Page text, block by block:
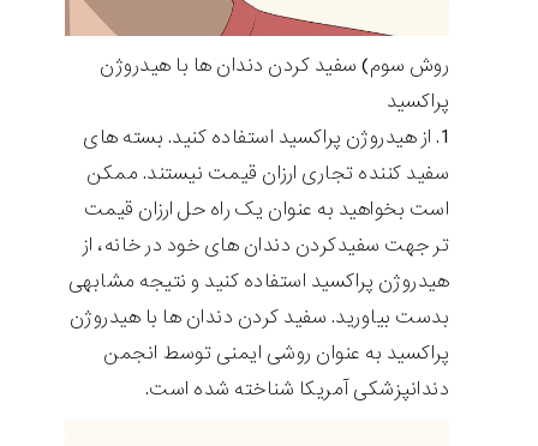
روش سوم) سفید کردن دندان ها با هیدروژن
پراکسید
از هیدروژن پراکسید استفاده کنید. بسته های
سفید کننده تجاری ارزان قیمت نیستند. ممکن
است بخواهید به عنوان یک راه حل ارزان قیمت
تر جهت سفیدکردن دندان های خود در خانه، از
هیدروژن پراکسید استفاده کنید و نتیجه مشابهی
بدست بیاورید. سفید کردن دندان ها با هیدروژن
پراکسید به عنوان روشی ایمنی توسط انجمن
دندانپزشکی آمریکا شناخته شده است.